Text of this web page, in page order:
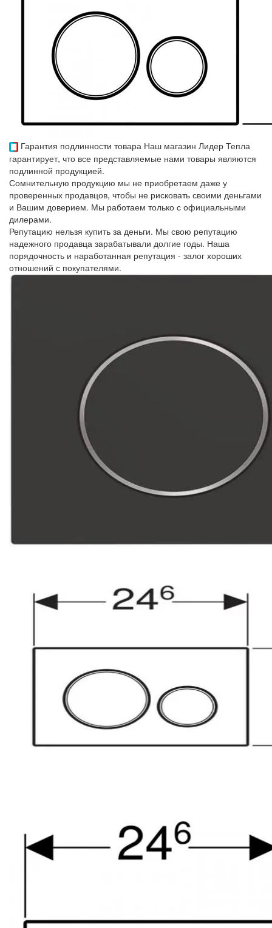
Гарантия подлинности товара Наш магазин Лидер Тепла
гарантирует, что все представляемые нами товары являются
подлинной продукцией.
Сомнительную продукцию мы не приобретаем даже у
проверенных продавцов, чтобы не рисковать своими деньгами
и Вашим доверием. Мы работаем только с официальными
дилерами.
Репутацию нельзя купить за деньги. Мы свою репутацию
надежного продавца зарабатывали долгие годы. Наша
порядочность и наработанная репутация - залог хороших
отношений с покупателями.